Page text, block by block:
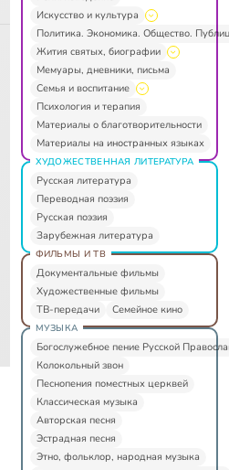
Искусство и культура
Политика. Экономика. Общество.
Жития святых, биографии
Мемуары, дневники, письма
Семья и воспитание
Психология и терапия
Материалы о благотворительности
Материалы на иностранных языках
ХУДОЖЕСТВЕННАЯ ЛИТЕРАТУРА
Русская литература
Переводная поэзия
Русская поэзия
Зарубежная литература
ФИЛЬМЫ И ТВ
Документальные фильмы
Художественные фильмы
ТВ-передачи
Семейное кино
МУЗЫКА
Богослужебное пение Русской
Колокольный звон
Песнопения поместных церквей
Классическая музыка
Авторская песня
Эстрадная песня
Этно, фольклор, народная музыка